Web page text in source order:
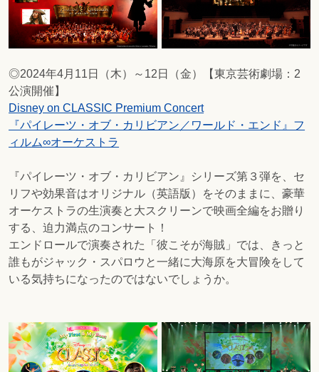
◎2024年4月11日（木）～12日（金）【東京芸術劇場：2
公演開催】
Disney on CLASSIC Premium Concert
『パイレーツ・オブ・カリビアン／ワールド・エンド』フ
ィルム∞オーケストラ
『パイレーツ・オブ・カリビアン』シリーズ第３弾を、セ
リフや効果音はオリジナル（英語版）をそのままに、豪華
オーケストラの生演奏と大スクリーンで映画全編をお贈り
する、迫力満点のコンサート！
エンドロールで演奏された「彼こそが海賊」では、きっと
誰もがジャック・スパロウと一緒に大海原を大冒険をして
いる気持ちになったのではないでしょうか。